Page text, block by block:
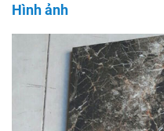
Hình ảnh